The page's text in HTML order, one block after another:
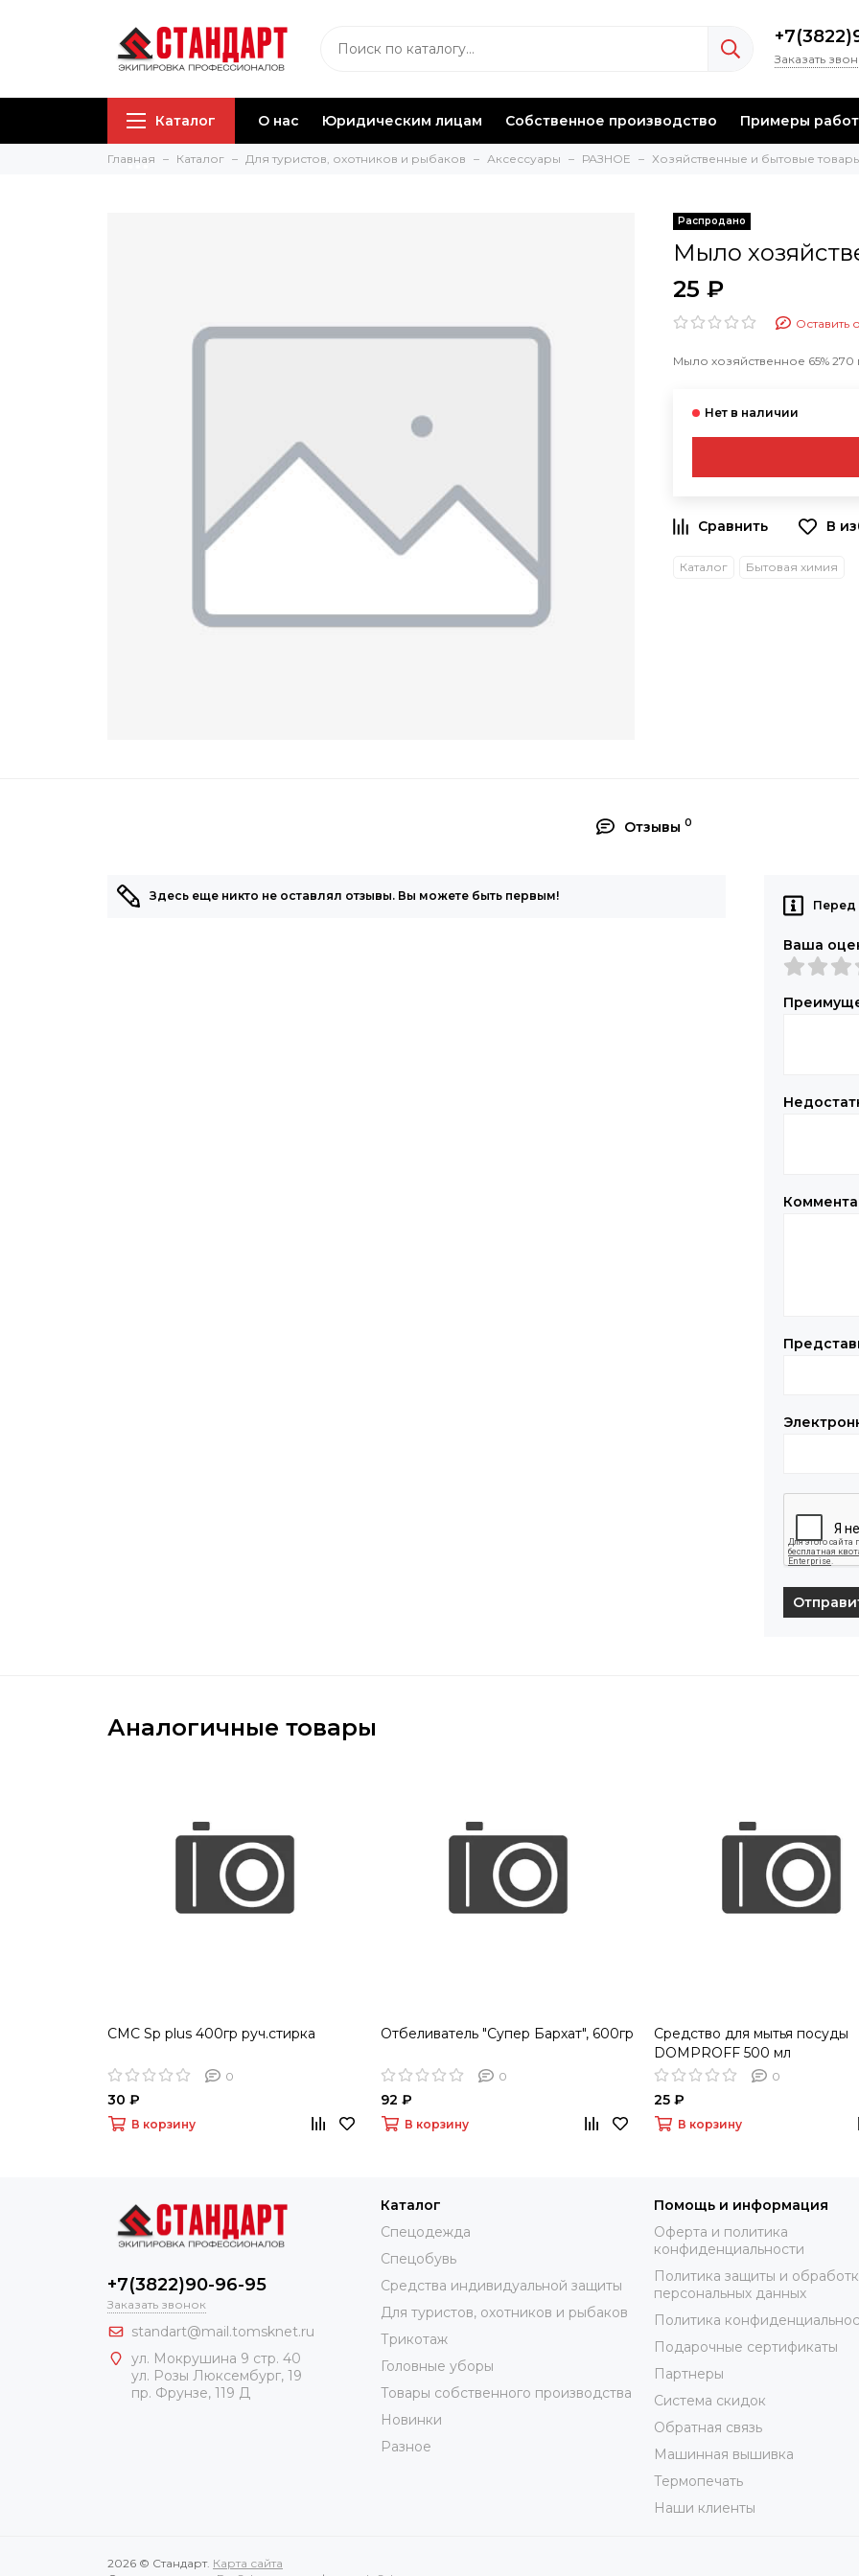
Заказать
Каталог О нас Юридическим лицам Собственное производство Примеры работ
Главная Каталог Для туристов, охотников и рыбаков Аксессуары РАЗНОЕ Хозяйственные и бытовые
Мыло
25 ₽
Оставить
Мыло хозяйственное 65% 270
В
Каталог Бытовая химия
Отзывы 0
Здесь еще никто не оставлял отзывы. Вы можете быть первым!
Перед
Ваша
Аналогичные товары
СМС Sp plus 400гр руч.стирка
0
30 ₽
В корзину
Отбеливатель "Супер Бархат", 600гр
0
92 ₽
В корзину
Средство для мытья посуды
DOMPROFF 500 мл
0
25 ₽
В корзину
+7(3822)90-96-95
Заказать звонок
standart@mail.tomsknet.ru
ул. Мокрушина 9 стр. 40
ул. Розы Люксембург, 19
пр. Фрунзе, 119 Д
Каталог
Спецодежда
Спецобувь
Средства индивидуальной защиты
Для туристов, охотников и рыбаков
Трикотаж
Головные уборы
Товары собственного производства
Новинки
Разное
Помощь и информация
Оферта и политика
конфиденциальности
Политика защиты и
персональных данных
Политика
Подарочные сертификаты
Партнеры
Система скидок
Обратная связь
Машинная вышивка
Термопечать
Наши клиенты
2026 © Стандарт. Карта сайта